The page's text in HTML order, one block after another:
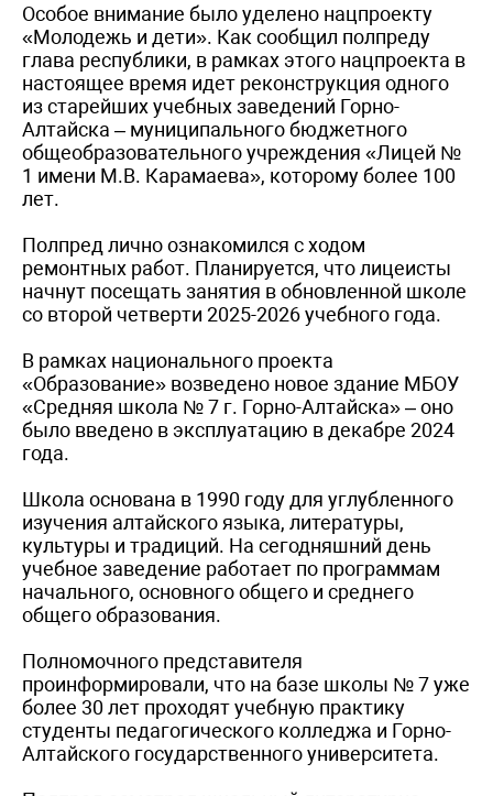
Особое внимание было уделено нацпроекту
«Молодежь и дети». Как сообщил полпреду
глава республики, в рамках этого нацпроекта в
настоящее время идет реконструкция одного
из старейших учебных заведений Горно-
Алтайска – муниципального бюджетного
общеобразовательного учреждения «Лицей №
1 имени М.В. Карамаева», которому более 100
лет.
Полпред лично ознакомился с ходом
ремонтных работ. Планируется, что лицеисты
начнут посещать занятия в обновленной школе
со второй четверти 2025-2026 учебного года.
В рамках национального проекта
«Образование» возведено новое здание МБОУ
«Средняя школа № 7 г. Горно-Алтайска» – оно
было введено в эксплуатацию в декабре 2024
года.
Школа основана в 1990 году для углубленного
изучения алтайского языка, литературы,
культуры и традиций. На сегодняшний день
учебное заведение работает по программам
начального, основного общего и среднего
общего образования.
Полномочного представителя
проинформировали, что на базе школы № 7 уже
более 30 лет проходят учебную практику
студенты педагогического колледжа и Горно-
Алтайского государственного университета.